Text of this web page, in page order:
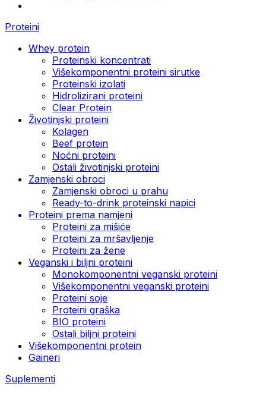
Proteini
Whey protein
Proteinski koncentrati
Višekomponentni proteini sirutke
Proteinski izolati
Hidrolizirani proteini
Clear Protein
Životinjski proteini
Kolagen
Beef protein
Noćni proteini
Ostali životinjski proteini
Zamjenski obroci
Zamjenski obroci u prahu
Ready-to-drink proteinski napici
Proteini prema namjeni
Proteini za mišiće
Proteini za mršavljenje
Proteini za žene
Veganski i biljni proteini
Monokomponentni veganski proteini
Višekomponentni veganski proteini
Proteini soje
Proteini graška
BIO proteini
Ostali biljni proteini
Višekomponentni protein
Gaineri
Suplementi